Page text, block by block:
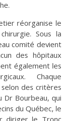
réorganise le
Sous la
comité devient
des hôpitaux
également les
Chaque
des critères
Dr Bourbeau, qui
du Québec, le
diriger le Tronc